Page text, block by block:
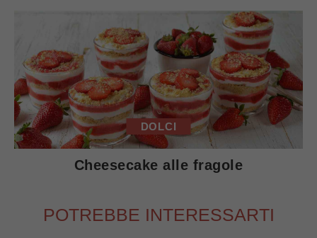
DOLCI
Cheesecake alle fragole
POTREBBE INTERESSARTI